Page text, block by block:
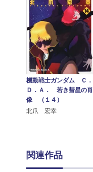
機動戦士ガンダム Ｃ．
Ｄ．Ａ． 若き彗星の肖
像 （１４）
北爪 宏幸
関連作品